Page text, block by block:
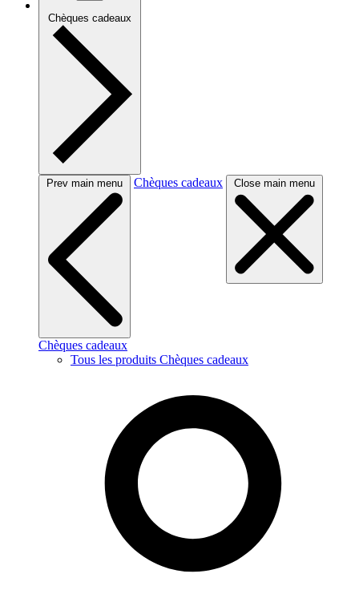
Chèques cadeaux
Prev main menu Chèques cadeaux Close main menu
Chèques cadeaux
Tous les produits Chèques cadeaux